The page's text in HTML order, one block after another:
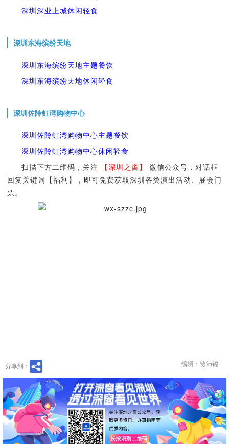
深圳深业上城休闲轻食
深圳东海缤纷天地
深圳东海缤纷天地主题餐饮
深圳东海缤纷天地休闲轻食
深圳佐阾虹湾购物中心
深圳佐阾虹湾购物中心主题餐饮
深圳佐阾虹湾购物中心休闲轻食
扫描下方二维码，关注
【深圳之窗】 微信公众号，对话框
回复关键词【福利】，即可免费获取深圳各类演出活动、展会门
票。
分享到： 编辑：贾沛锦